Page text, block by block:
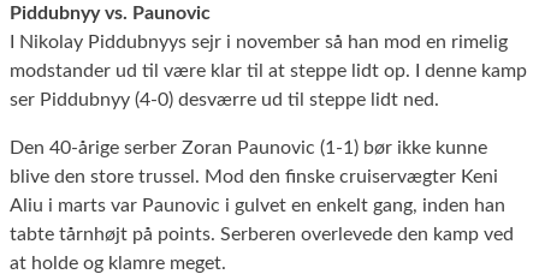
Piddubnyy vs. Paunovic
I Nikolay Piddubnyys sejr i november så han mod en rimelig
modstander ud til være klar til at steppe lidt op. I denne kamp
ser Piddubnyy (4-0) desværre ud til steppe lidt ned.
Den 40-årige serber Zoran Paunovic (1-1) bør ikke kunne
blive den store trussel. Mod den finske cruiservægter Keni
Aliu i marts var Paunovic i gulvet en enkelt gang, inden han
tabte tårnhøjt på points. Serberen overlevede den kamp ved
at holde og klamre meget.